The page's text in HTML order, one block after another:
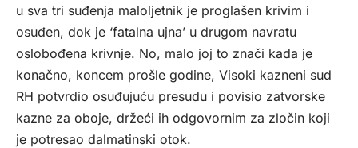
u sva tri suđenja maloljetnik je proglašen krivim i
osuđen, dok je ‘fatalna ujna’ u drugom navratu
oslobođena krivnje. No, malo joj to znači kada je
konačno, koncem prošle godine, Visoki kazneni sud
RH potvrdio osuđujuću presudu i povisio zatvorske
kazne za oboje, držeći ih odgovornim za zločin koji
je potresao dalmatinski otok.